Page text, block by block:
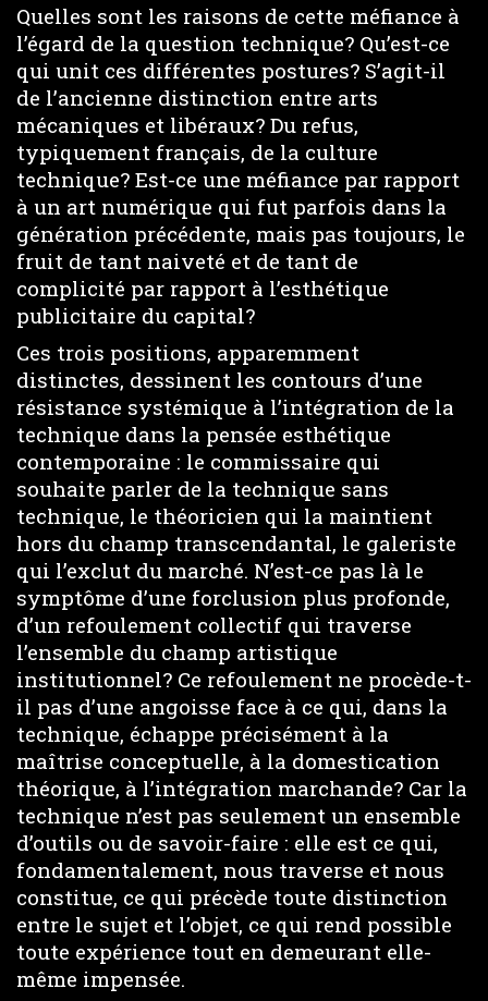
Quelles sont les raisons de cette méfiance à
l’égard de la question technique? Qu’est-ce
qui unit ces différentes postures? S’agit-il
de l’ancienne distinction entre arts
mécaniques et libéraux? Du refus,
typiquement français, de la culture
technique? Est-ce une méfiance par rapport
à un art numérique qui fut parfois dans la
génération précédente, mais pas toujours, le
fruit de tant naiveté et de tant de
complicité par rapport à l’esthétique
publicitaire du capital?
Ces trois positions, apparemment
distinctes, dessinent les contours d’une
résistance systémique à l’intégration de la
technique dans la pensée esthétique
contemporaine : le commissaire qui
souhaite parler de la technique sans
technique, le théoricien qui la maintient
hors du champ transcendantal, le galeriste
qui l’exclut du marché. N’est-ce pas là le
symptôme d’une forclusion plus profonde,
d’un refoulement collectif qui traverse
l’ensemble du champ artistique
institutionnel? Ce refoulement ne procède-t-
il pas d’une angoisse face à ce qui, dans la
technique, échappe précisément à la
maîtrise conceptuelle, à la domestication
théorique, à l’intégration marchande? Car la
technique n’est pas seulement un ensemble
d’outils ou de savoir-faire : elle est ce qui,
fondamentalement, nous traverse et nous
constitue, ce qui précède toute distinction
entre le sujet et l’objet, ce qui rend possible
toute expérience tout en demeurant elle-
même impensée.